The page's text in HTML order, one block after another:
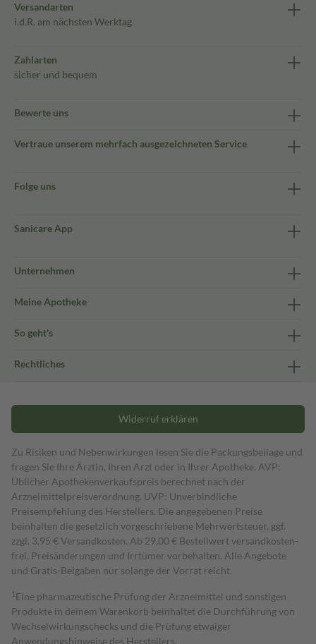
Versandarten
i.d.R. am nächsten Werktag
Zahlarten
sicher und bequem
Bewerte uns
Vertraue unserem mehrfach ausgezeichneten Service
Folge uns
Sanicare App
Unternehmen
Meine Apotheke
So geht's
Rechtliches
Widerruf erklären
Zu Risiken und Nebenwirkungen lesen Sie die Packungsbeilage und
fragen Sie Ihre Ärztin, Ihren Arzt oder in Ihrer Apotheke. AVP:
Üblicher Apothekenverkaufspreis berechnet nach der
Arzneimittelpreisverordnung. UVP: Unverbindliche
Preisempfehlung des Herstellers. Die angegebenen Preise
beinhalten die gesetzlich vorgeschriebene Mehrwertsteuer, ggf.
zzgl. 3,95 € Versandkosten. Ab 29,00 € Bestell­wert versand­kosten­
frei. Preisänderungen und Irrtümer vorbehalten. Alle Angebote
und Gratis-Beigaben nur solange der Vorrat reicht.
1 Eine pharmazeutische Prüfung der Arzneimittel und sonstigen
Produkte in deinem Warenkorb beinhaltet die Durchführung von
Wechselwirkungschecks und die Prüfung etwaiger
Anwendungshinweise des Herstellers.